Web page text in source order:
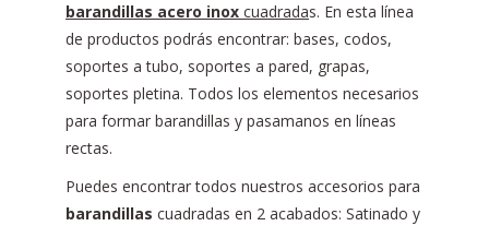
barandillas acero inox cuadradas. En esta línea
de productos podrás encontrar: bases, codos,
soportes a tubo, soportes a pared, grapas,
soportes pletina. Todos los elementos necesarios
para formar barandillas y pasamanos en líneas
rectas.
Puedes encontrar todos nuestros accesorios para
barandillas cuadradas en 2 acabados: Satinado y